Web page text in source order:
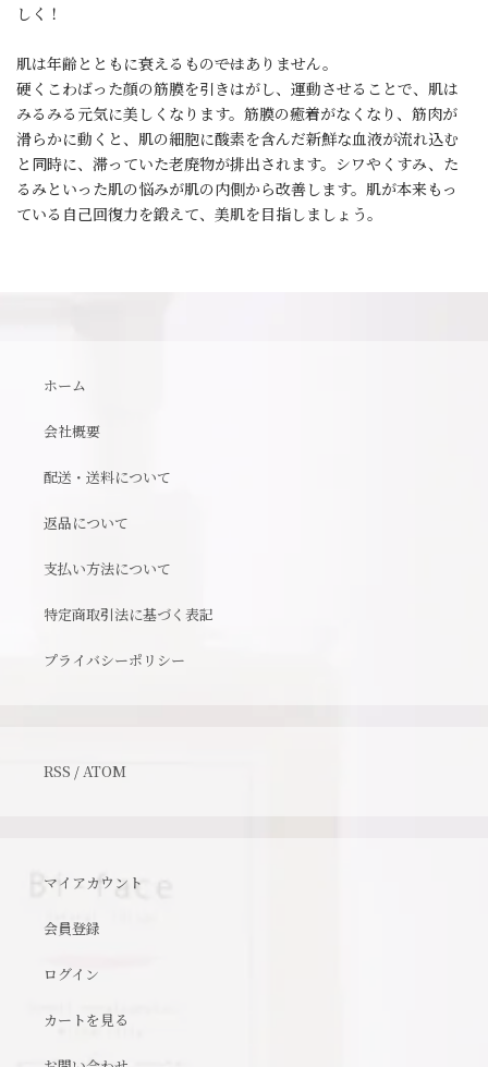
しく！
肌は年齢とともに衰えるもの――ではありません。
硬くこわばった顔の筋膜を引きはがし、運動させることで、肌は
みるみる元気に美しくなります。筋膜の癒着がなくなり、筋肉が
滑らかに動くと、肌の細胞に酸素を含んだ新鮮な血液が流れ込む
と同時に、滞っていた老廃物が排出されます。シワやくすみ、た
るみといった肌の悩みが肌の内側から改善します。肌が本来もっ
ている自己回復力を鍛えて、美肌を目指しましょう。
ホーム
会社概要
配送・送料について
返品について
支払い方法について
特定商取引法に基づく表記
プライバシーポリシー
RSS /ATOM
マイアカウント
会員登録
ログイン
カートを見る